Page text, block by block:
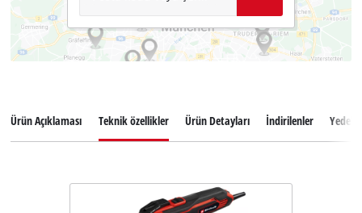
Ürün Açıklaması Teknik özellikler Ürün Detayları İndirilenler Yedek